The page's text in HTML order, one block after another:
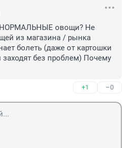
НОРМАЛЬНЫЕ овощи? Не
из магазина / рынка
болеть (даже от картошки
заходят без проблем) Почему
+1 –0